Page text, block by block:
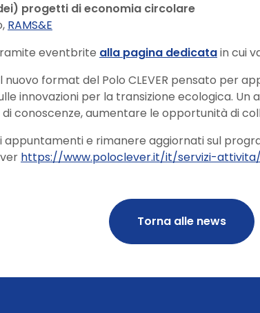
progetti di economia circolare
RAMS&E
eventbrite alla pagina dedicatain cui
nuovo format del Polo CLEVER pensato per
innovazioni per la transizione ecologica.
conoscenze, aumentare le opportunità di
e rimanere aggiornati sul
https://www.poloclever.it/it/servizi-
Torna alle news